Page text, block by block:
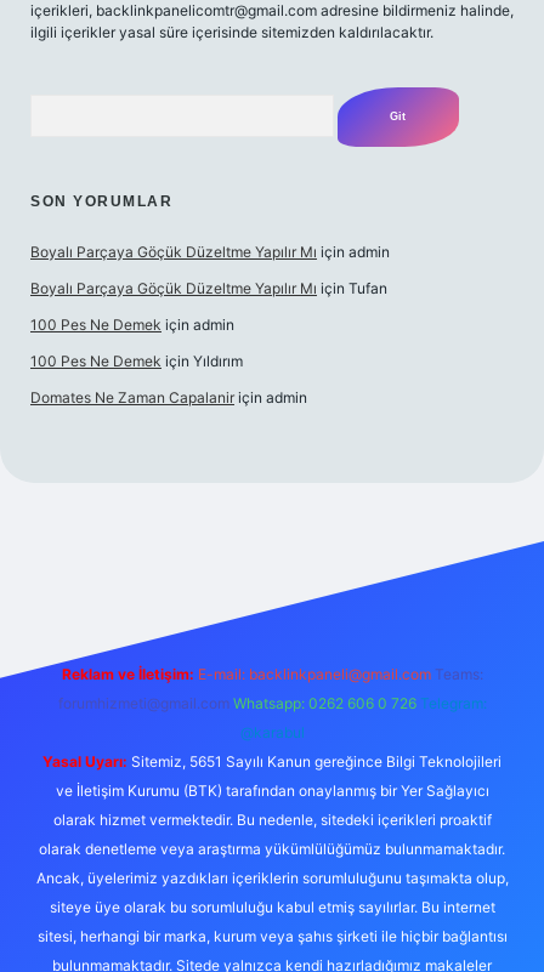
içerikleri, backlinkpanelicomtr@gmail.com adresine bildirmeniz halinde,
ilgili içerikler yasal süre içerisinde sitemizden kaldırılacaktır.
SON YORUMLAR
Boyalı Parçaya Göçük Düzeltme Yapılır Mı için admin
Boyalı Parçaya Göçük Düzeltme Yapılır Mı için Tufan
100 Pes Ne Demek için admin
100 Pes Ne Demek için Yıldırım
Domates Ne Zaman Capalanir için admin
Reklam ve İletişim: E-mail: backlinkpaneli@gmail.com Teams:
forumhizmeti@gmail.com Whatsapp: 0262 606 0 726 Telegram:
@karabul
Yasal Uyarı: Sitemiz, 5651 Sayılı Kanun gereğince Bilgi Teknolojileri
ve İletişim Kurumu (BTK) tarafından onaylanmış bir Yer Sağlayıcı
olarak hizmet vermektedir. Bu nedenle, sitedeki içerikleri proaktif
olarak denetleme veya araştırma yükümlülüğümüz bulunmamaktadır.
Ancak, üyelerimiz yazdıkları içeriklerin sorumluluğunu taşımakta olup,
siteye üye olarak bu sorumluluğu kabul etmiş sayılırlar. Bu internet
sitesi, herhangi bir marka, kurum veya şahıs şirketi ile hiçbir bağlantısı
bulunmamaktadır. Sitede yalnızca kendi hazırladığımız makaleler